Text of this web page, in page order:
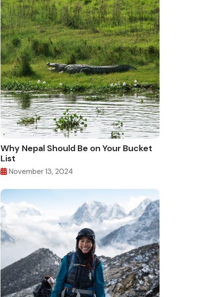
Why Nepal Should Be on Your Bucket
List
November 13, 2024